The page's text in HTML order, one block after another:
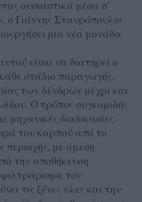
ουσιαστικά μέσα σ’
ο Γιάννης Σταυρόπουλος
μια νέα μονάδα
είναι να διατηρεί ο
στάδιο παραγωγής,
των δένδρων μέχρι και
Ο τρόπος συγκομιδής
μηχανικές διαδικασίες.
του καρπού από το
περιοχής, με άμεση
την αποθήκευση
του
τις ξένες ύλες και την